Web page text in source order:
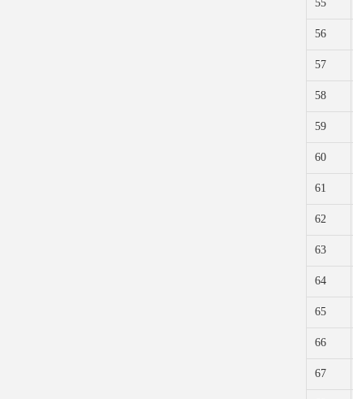
55
56
57
58
59
60
61
62
63
64
65
66
67